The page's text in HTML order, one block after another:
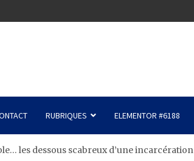
RUBRIQUES ELEMENTOR #6188
les dessous scabreux d’une incarcération